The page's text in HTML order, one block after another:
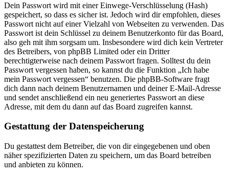
Dein Passwort wird mit einer Einwege-Verschlüsselung (Hash)
gespeichert, so dass es sicher ist. Jedoch wird dir empfohlen, dieses
Passwort nicht auf einer Vielzahl von Webseiten zu verwenden. Das
Passwort ist dein Schlüssel zu deinem Benutzerkonto für das Board,
also geh mit ihm sorgsam um. Insbesondere wird dich kein Vertreter
des Betreibers, von phpBB Limited oder ein Dritter
berechtigterweise nach deinem Passwort fragen. Solltest du dein
Passwort vergessen haben, so kannst du die Funktion „Ich habe
mein Passwort vergessen“ benutzen. Die phpBB-Software fragt
dich dann nach deinem Benutzernamen und deiner E-Mail-Adresse
und sendet anschließend ein neu generiertes Passwort an diese
Adresse, mit dem du dann auf das Board zugreifen kannst.
Gestattung der Datenspeicherung
Du gestattest dem Betreiber, die von dir eingegebenen und oben
näher spezifizierten Daten zu speichern, um das Board betreiben
und anbieten zu können.